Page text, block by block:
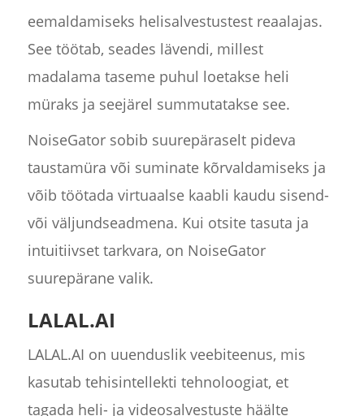
eemaldamiseks helisalvestustest reaalajas.
See töötab, seades lävendi, millest
madalama taseme puhul loetakse heli
müraks ja seejärel summutatakse see.
NoiseGator sobib suurepäraselt pideva
taustamüra või suminate kõrvaldamiseks ja
võib töötada virtuaalse kaabli kaudu sisend-
või väljundseadmena. Kui otsite tasuta ja
intuitiivset tarkvara, on NoiseGator
suurepärane valik.
LALAL.AI
LALAL.AI on uuenduslik veebiteenus, mis
kasutab tehisintellekti tehnoloogiat, et
tagada heli- ja videosalvestuste häälte